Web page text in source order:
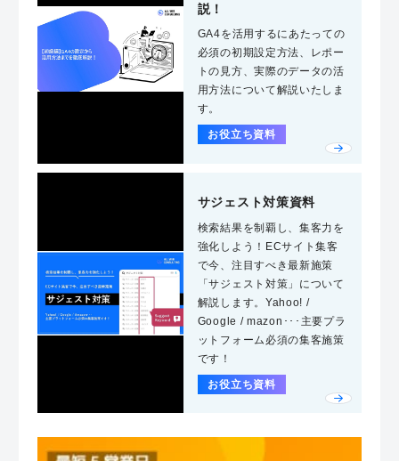
説！
GA4を活用するにあたっての
必須の初期設定方法、レポー
トの見方、実際のデータの活
用方法について解説いたしま
す。
お役立ち資料
サジェスト対策資料
検索結果を制覇し、集客力を
強化しよう！ECサイト集客
で今、注目すべき最新施策
「サジェスト対策」について
解説します。Yahoo! /
Google / mazon･･･主要プラ
ットフォーム必須の集客施策
です！
お役立ち資料